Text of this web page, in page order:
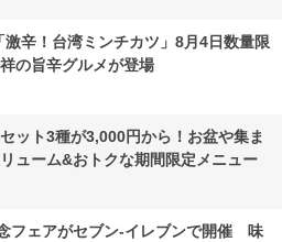
辛！台湾ミンチカツ」8月4日数量限
の旨辛グルメが登場
ット3種が3,000円から！お盆や集ま
ューム&おトクな期間限定メニュー
フェアがセブン-イレブンで開催 味